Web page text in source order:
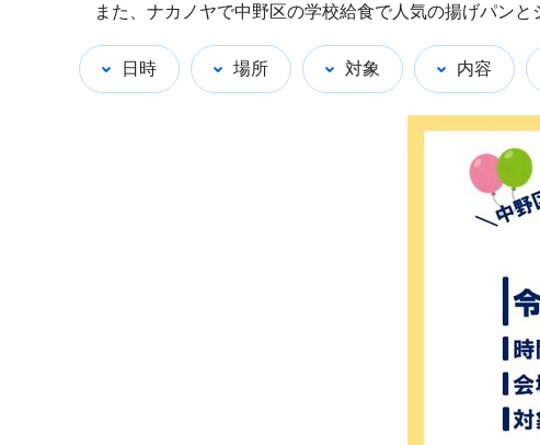
また、ナカノヤで中野区の学校給食で人気の揚げパン
日時 場所 対象 内容